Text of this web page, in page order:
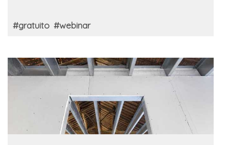
#gratuito #webinar